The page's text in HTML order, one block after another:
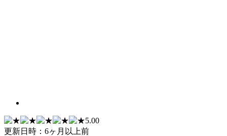
5.00
更新日時：6ヶ月以上前